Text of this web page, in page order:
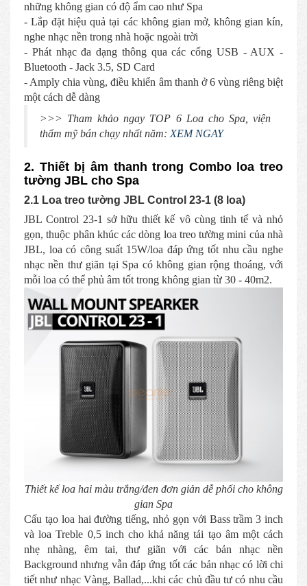
những không gian có độ ẩm cao như Spa
- Lắp đặt hiệu quả tại các không gian mở, không gian kín,
nghe nhạc nền trong nhà hoặc ngoài trời
- Phát nhạc đa dạng thông qua các cổng USB - AUX -
Bluetooth - Jack 3.5, SD Card
- Amply chia vùng, điều khiển âm thanh ở 6 vùng riêng biệt
một cách dễ dàng
>>> Tham khảo ngay TOP 6 Loa cho Spa, viện
thẩm mỹ bán chạy nhất năm: XEM NGAY
2. Thiết bị âm thanh trong Combo loa treo
tường JBL cho Spa
2.1 Loa treo tường JBL Control 23-1 (8 loa)
JBL Control 23-1 sở hữu thiết kế vô cùng tinh tế và nhỏ
gọn, thuộc phân khúc các dòng loa treo tường mini của nhà
JBL, loa có công suất 15W/loa đáp ứng tốt nhu cầu nghe
nhạc nền thư giãn tại Spa có không gian rộng thoáng, với
mỗi loa có thể phủ âm tốt trong không gian từ 30 - 40m2.
Thiết kế loa hai màu trắng/đen đơn giản dễ phối cho không
gian Spa
Cấu tạo loa hai đường tiếng, nhỏ gọn với Bass trầm 3 inch
và loa Treble 0,5 inch cho khả năng tái tạo âm một cách
nhẹ nhàng, êm tai, thư giãn với các bản nhạc nền
Background nhưng vẫn đáp ứng tốt các bản nhạc có lời chi
tiết như nhạc Vàng, Ballad,...khi các chủ đầu tư có nhu cầu